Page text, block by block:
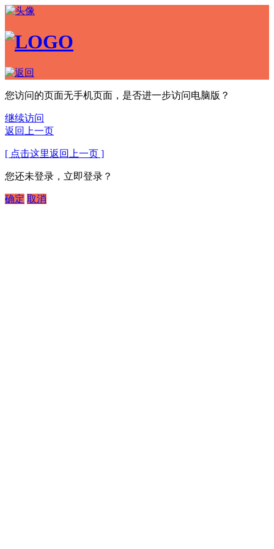
您访问的页面无手机页面，是否进一步访问电脑版？
继续访问
返回上一页
[ 点击这里返回上一页 ]
您还未登录，立即登录？
确定 取消